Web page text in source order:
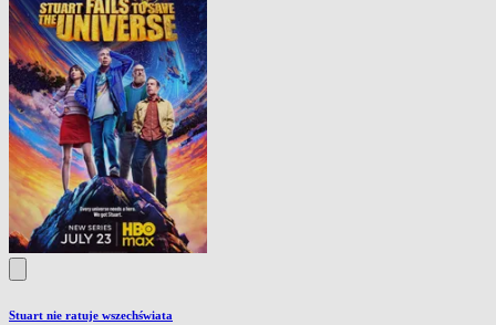
Stuart nie ratuje wszechświata